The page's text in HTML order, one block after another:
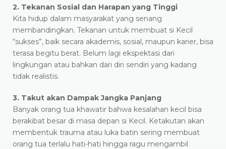
2. Tekanan Sosial dan Harapan yang Tinggi
Kita hidup dalam masyarakat yang senang
membandingkan. Tekanan untuk membuat si Kecil
“sukses”, baik secara akademis, sosial, maupun karier, bisa
terasa begitu berat. Belum lagi ekspektasi dari
lingkungan atau bahkan dari diri sendiri yang kadang
tidak realistis.
3. Takut akan Dampak Jangka Panjang
Banyak orang tua khawatir bahwa kesalahan kecil bisa
berakibat besar di masa depan si Kecil. Ketakutan akan
membentuk trauma atau luka batin sering membuat
orang tua terlalu hati-hati hingga ragu mengambil